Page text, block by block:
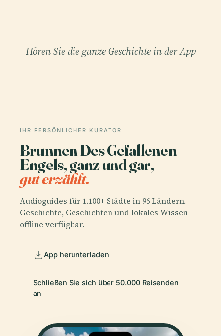
Hören Sie die ganze Geschichte in der App
IHR PERSÖNLICHER KURATOR
Brunnen Des Gefallenen
Engels, ganz und gar,
gut erzählt.
Audioguides für 1.100+ Städte in 96 Ländern.
Geschichte, Geschichten und lokales Wissen —
offline verfügbar.
App herunterladen
Schließen Sie sich über 50.000 Reisenden
an